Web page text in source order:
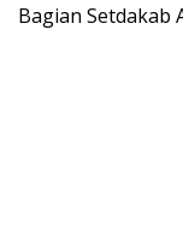
Bagian Setdakab